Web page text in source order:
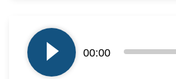
plików
dźwiękowych
00:00